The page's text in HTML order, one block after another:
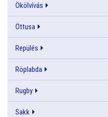
Ökölvívás
Öttusa
Repülés
Röplabda
Rugby
Sakk